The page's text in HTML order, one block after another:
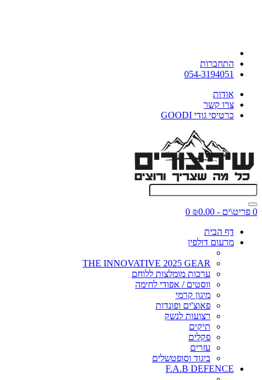
התחברות
054-3194051
אודות
צרו קשר
כרטיסי גודי GOODI
0 פריט\ים - ₪0.00
0
דף הבית
מרעום דולפין
THE INNOVATIVE 2025 GEAR
ערכות מומלצות ללוחם
ווסטים / אפודי לחימה
מיגון קרמי
פאוצ'ים ופונדות
רצועות לנשק
תיקים
פקלים
עזרים
ביגוד וסופטשלים
F.A.B DEFENCE